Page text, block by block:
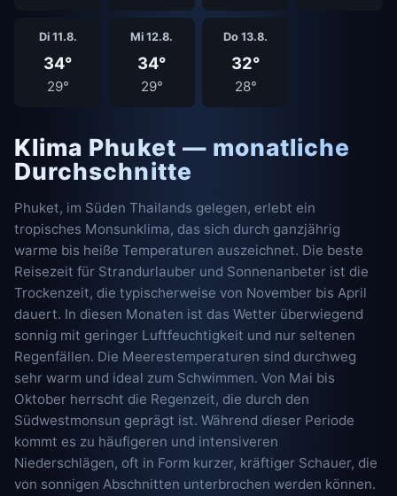
Di 11.8.
34°
29°
Mi 12.8.
34°
29°
Do 13.8.
32°
28°
Klima Phuket — monatliche
Durchschnitte
Phuket, im Süden Thailands gelegen, erlebt ein
tropisches Monsunklima, das sich durch ganzjährig
warme bis heiße Temperaturen auszeichnet. Die beste
Reisezeit für Strandurlauber und Sonnenanbeter ist die
Trockenzeit, die typischerweise von November bis April
dauert. In diesen Monaten ist das Wetter überwiegend
sonnig mit geringer Luftfeuchtigkeit und nur seltenen
Regenfällen. Die Meerestemperaturen sind durchweg
sehr warm und ideal zum Schwimmen. Von Mai bis
Oktober herrscht die Regenzeit, die durch den
Südwestmonsun geprägt ist. Während dieser Periode
kommt es zu häufigeren und intensiveren
Niederschlägen, oft in Form kurzer, kräftiger Schauer, die
von sonnigen Abschnitten unterbrochen werden können.